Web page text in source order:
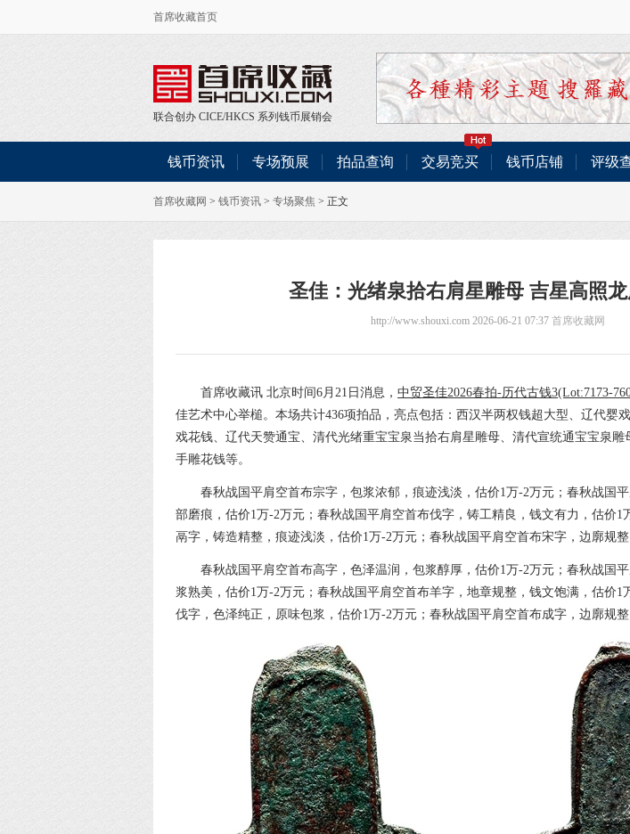
首席收藏首页
联合创办 CICE/HKCS 系列钱币展销会
钱币资讯 专场预展 拍品查询 交易竞买 钱币店铺 评级
首席收藏网 > 钱币资讯 > 专场聚焦 > 正文
圣佳：光绪泉拾右肩星雕母 吉星高照
http://www.shouxi.com 2026-06-21 07:37 首席收藏网
首席收藏讯 北京时间6月21日消息， 中贸圣佳2026春拍-历代古钱3(Lot:7173-
佳艺术中心举槌。本场共计436项拍品，亮点包括：西汉半两权钱超大型、辽代婴
戏花钱、辽代天赞通宝、清代光绪重宝宝泉当拾右肩星雕母、清代宣统通宝宝泉
手雕花钱等。
春秋战国平肩空首布宗字，包浆浓郁，痕迹浅淡，估价1万-2万元；春秋战国
部磨痕，估价1万-2万元；春秋战国平肩空首布伐字，铸工精良，钱文有力，估价1
鬲字，铸造精整，痕迹浅淡，估价1万-2万元；春秋战国平肩空首布宋字，边廓规整
春秋战国平肩空首布高字，色泽温润，包浆醇厚，估价1万-2万元；春秋战国
浆熟美，估价1万-2万元；春秋战国平肩空首布羊字，地章规整，钱文饱满，估价1
伐字，色泽纯正，原味包浆，估价1万-2万元；春秋战国平肩空首布成字，边廓规整